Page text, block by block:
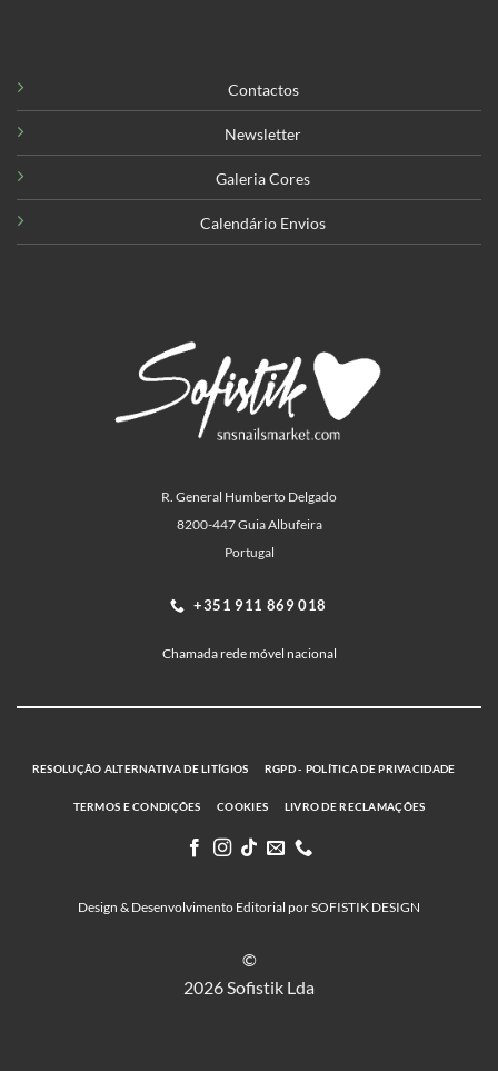
Contactos
Newsletter
Galeria Cores
Calendário Envios
R. General Humberto Delgado
8200-447 Guia Albufeira
Portugal
+351 911 869 018
Chamada rede móvel nacional
RESOLUÇÃO ALTERNATIVA DE LITÍGIOS RGPD - POLÍTICA DE PRIVACIDADE
TERMOS E CONDIÇÕES COOKIES LIVRO DE RECLAMAÇÕES
Design & Desenvolvimento Editorial por SOFISTIK DESIGN
©
2026 Sofistik Lda